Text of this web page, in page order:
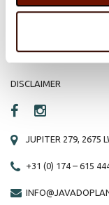
PRODUCTEN
DISCLAIMER
JUPITER 279, 2675
+31 (0) 174 – 615